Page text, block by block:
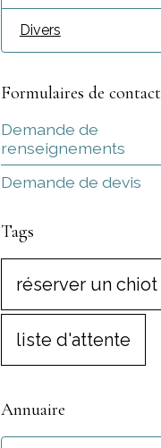
Divers
Formulaires de contact
Demande de
renseignements
Demande de devis
Tags
réserver un chiot
liste d'attente
Annuaire